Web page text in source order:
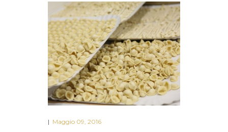
| Maggio 09, 2016